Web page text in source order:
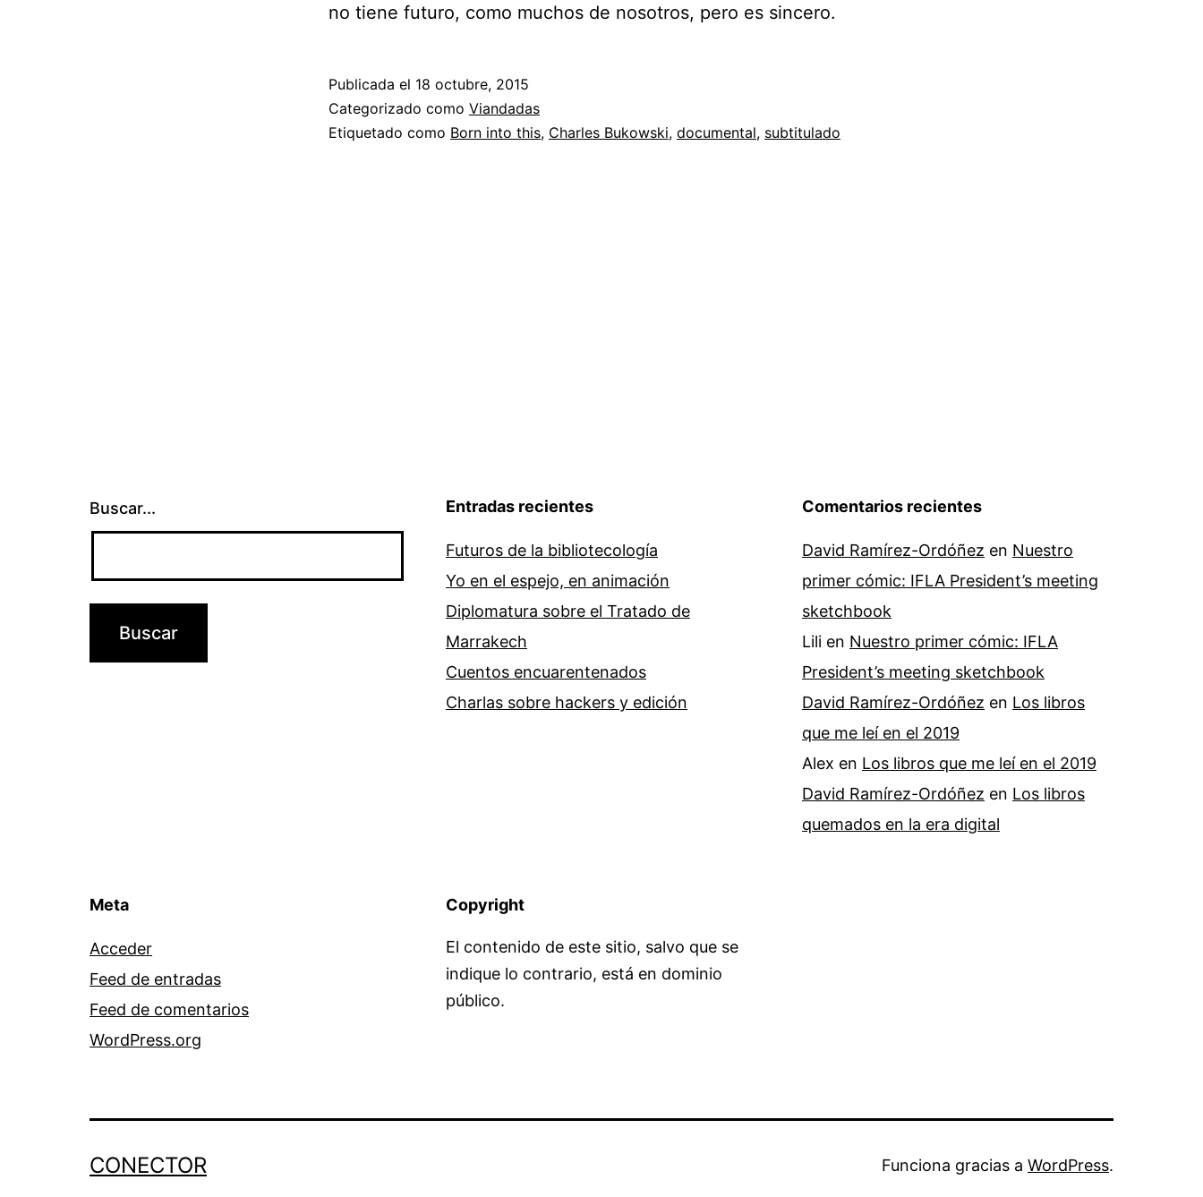
no tiene futuro, como muchos de nosotros, pero es sincero.
Publicada el 18 octubre, 2015
Categorizado como Viandadas
Etiquetado como Born into this, Charles Bukowski, documental, subtitulado
Buscar... Entradas recientes
Futuros de la bibliotecología
Yo en el espejo, en animación
Diplomatura sobre el Tratado de
Marrakech
Cuentos encuarentenados
Charlas sobre hackers y edición
Comentarios recientes
David Ramírez-Ordóñez en Nuestro
primer cómic: IFLA President’s meeting
sketchbook
Lili en Nuestro primer cómic: IFLA
President’s meeting sketchbook
David Ramírez-Ordóñez en Los libros
que me leí en el 2019
Alex en Los libros que me leí en el 2019
David Ramírez-Ordóñez en Los libros
quemados en la era digital
Meta
Acceder
Feed de entradas
Feed de comentarios
WordPress.org
Copyright
El contenido de este sitio, salvo que se
indique lo contrario, está en dominio
público.
CONECTOR Funciona gracias a WordPress.